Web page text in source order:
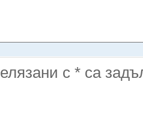
с * са